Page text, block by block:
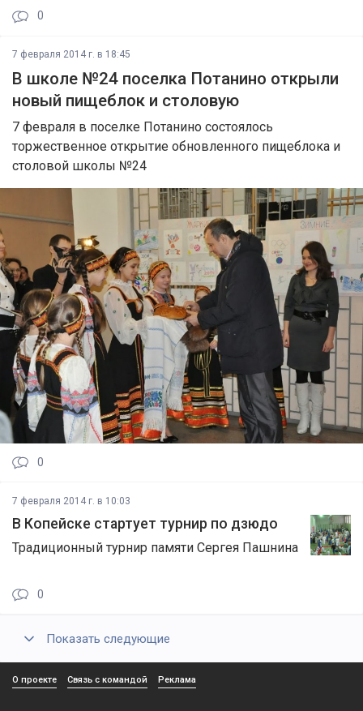
0
7 февраля 2014 г. в 18:45
В школе №24 поселка Потанино открыли
новый пищеблок и столовую
7 февраля в поселке Потанино состоялось
торжественное открытие обновленного пищеблока и
столовой школы №24
0
7 февраля 2014 г. в 10:03
В Копейске стартует турнир по дзюдо
Традиционный турнир памяти Сергея Пашнина
0
Показать следующие
О проекте Связь с командой Реклама